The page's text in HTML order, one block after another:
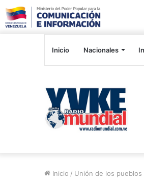
Inicio Nacionales
Inicio / Unión de los pueblos